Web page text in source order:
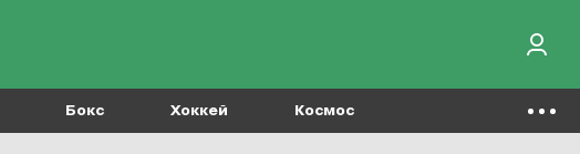
Бокс Хоккей Космос